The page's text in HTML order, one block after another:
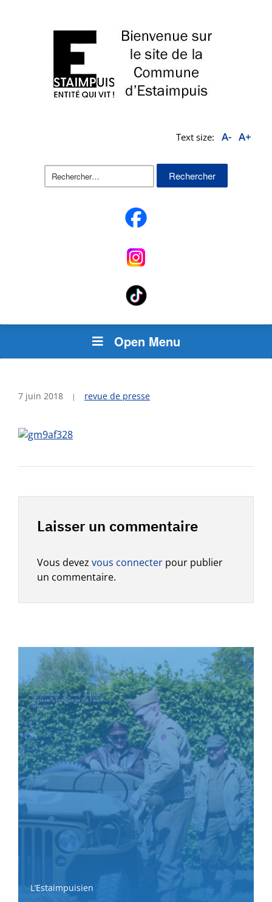
Text size: A- A+
Rechercher :
Open Menu
L’Estaimpuisien
7 juin 2018 revue de presse
Laisser un commentaire
Vous devez vous connecter pour publier
un commentaire.